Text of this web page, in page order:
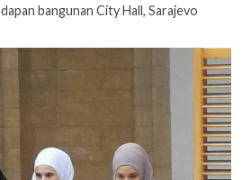
bangunan City Hall, Sarajevo